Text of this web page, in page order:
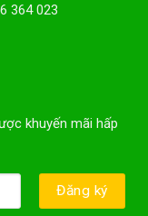
364 023
khuyến mãi hấp